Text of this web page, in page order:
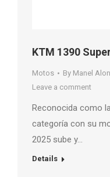
KTM 1390
Motos By Manel
Leave a comment
Reconocida como
categoría con su
2025 sube y…
Details